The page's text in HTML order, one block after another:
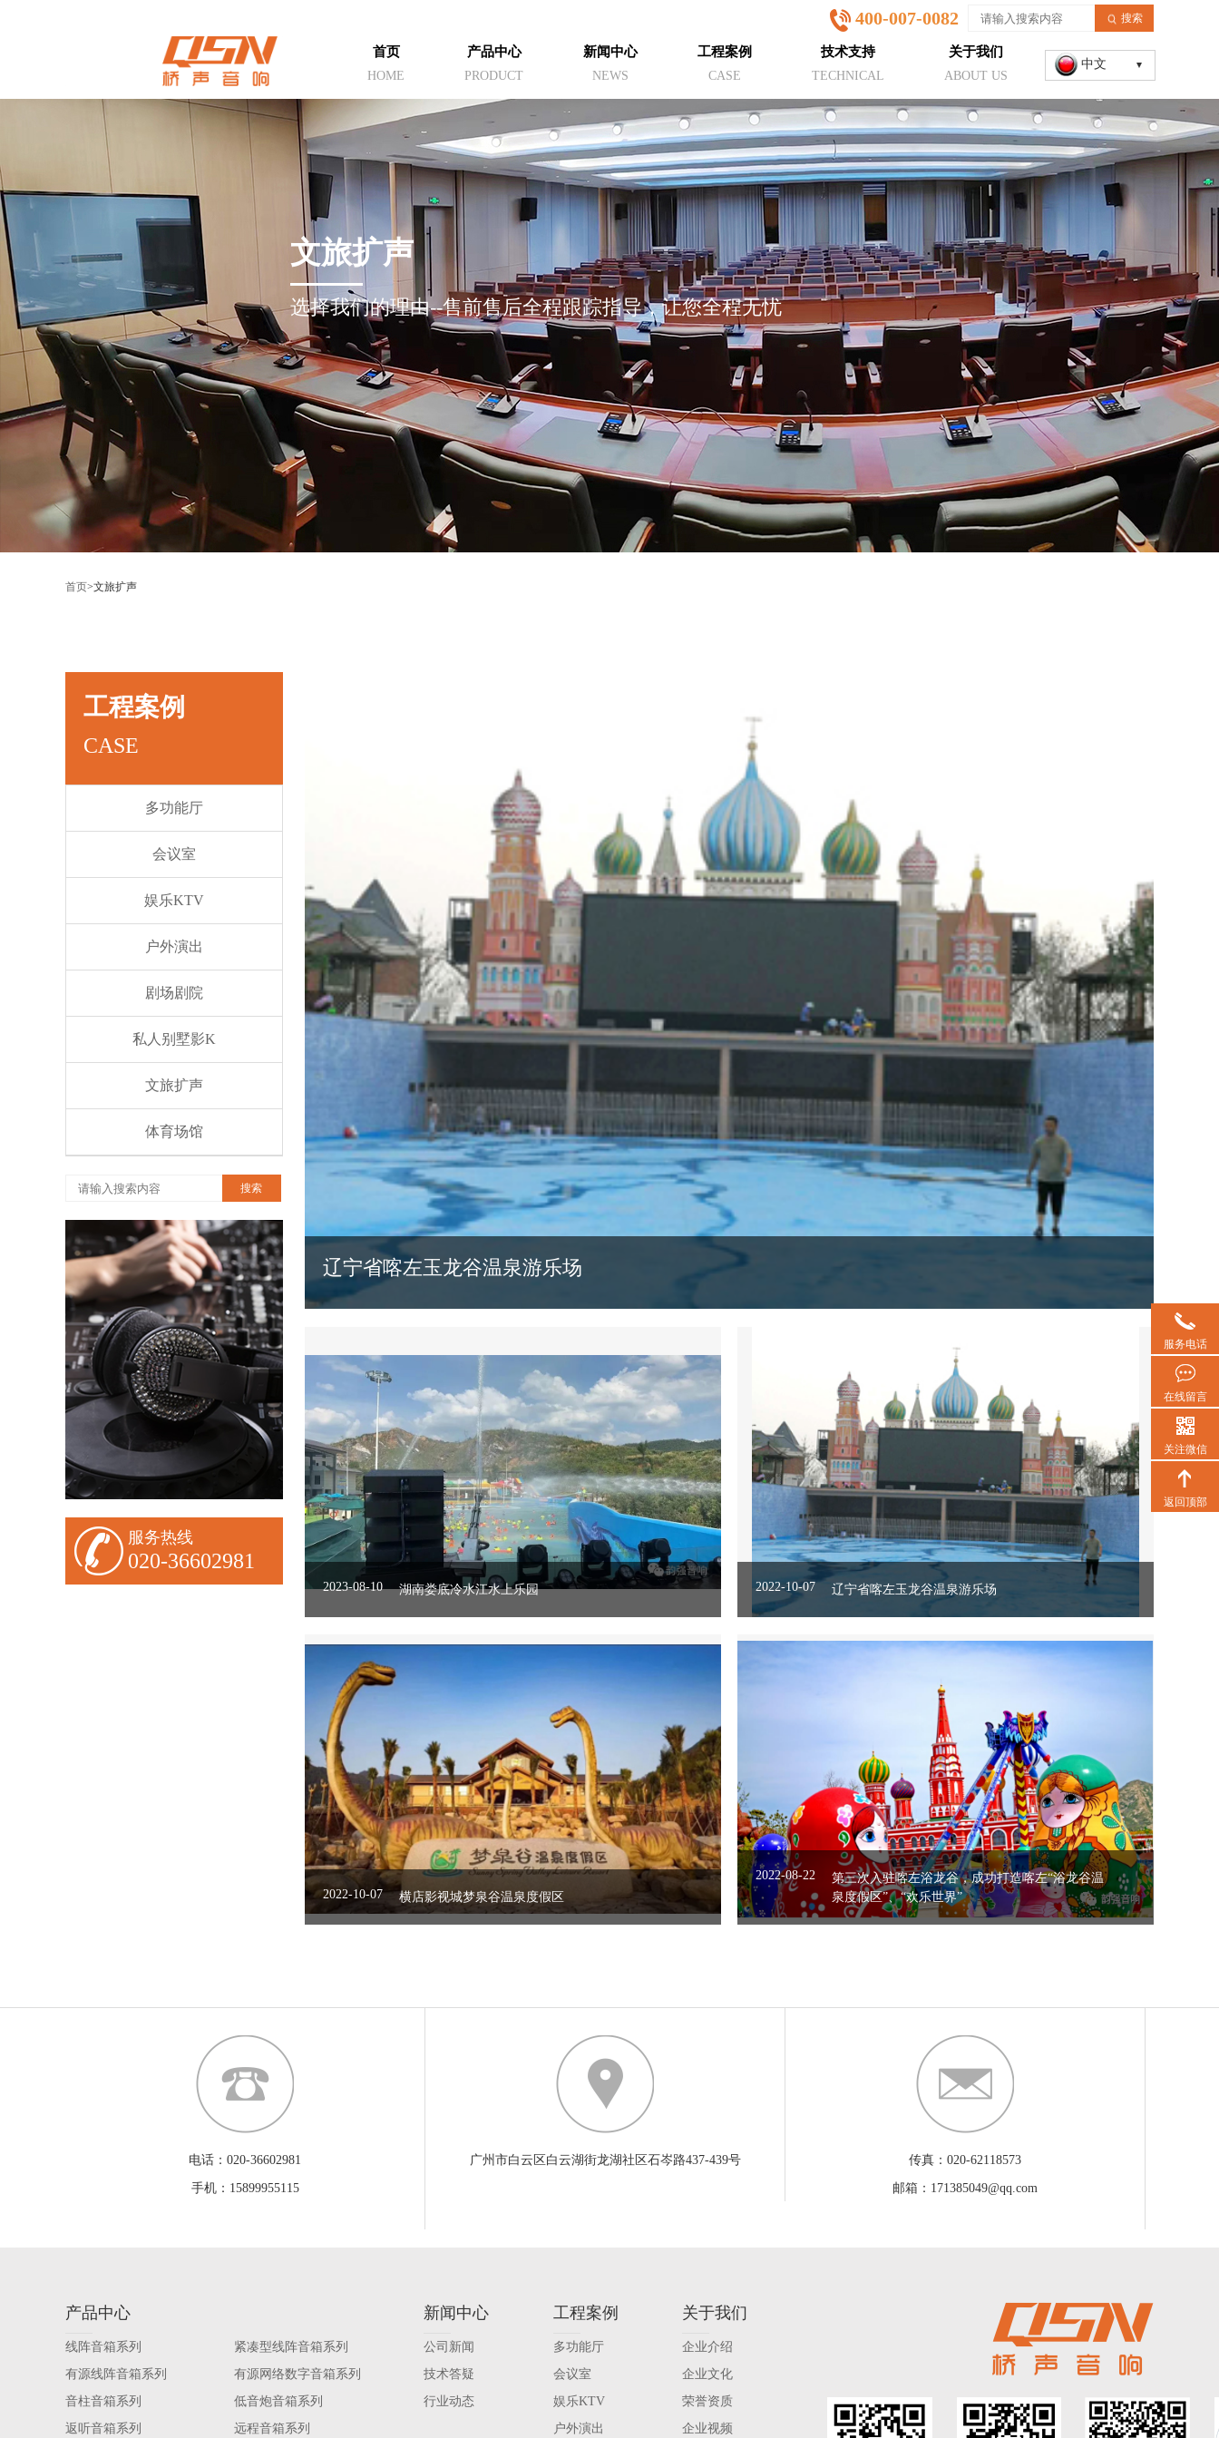
搜索
400-007-0082
中文
首页
HOME
产品中心
PRODUCT
新闻中心
NEWS
工程案例
CASE
技术支持
TECHNICAL
关于我们
ABOUT US
文旅扩声
选择我们的理由--售前售后全程跟踪指导，让您全程无忧
首页>文旅扩声
工程案例
CASE
多功能厅
会议室
娱乐KTV
户外演出
剧场剧院
私人别墅影K
文旅扩声
体育场馆
搜索
服务热线
020-36602981
辽宁省喀左玉龙谷温泉游乐场
2023-08-10 湖南娄底冷水江水上乐园
湖南娄底冷水江水上乐园
2023-08-10
2022-10-07 辽宁省喀左玉龙谷温泉游乐场
辽宁省喀左玉龙谷温泉游乐场
2022-10-07
2022-10-07 横店影视城梦泉谷温泉度假区
横店影视城梦泉谷温泉度假区
横店这个著名的休闲小镇缺乏一个更加亮眼、更
加温暖的好去处，于是横店影视城在这个冬天重
磅出击——打造横店梦泉谷温泉度假区。12月23
日，国家AAAAA级旅游景区横店影视城旗下的
梦泉谷温泉度假区迎来了媒体开放日，这次是她
的首秀。
2022-10-07
2022-08-22
第三次入驻喀左浴龙谷，成功打造喀左“浴龙谷温
泉度假区”、“欢乐世界”
2022-08-22
服务电话
在线留言
关注微信
返回顶部
电话：020-36602981
手机：15899955115
广州市白云区白云湖街龙湖社区石岑路437-439号 传真：020-62118573
邮箱：171385049@qq.com
产品中心
线阵音箱系列
紧凑型线阵音箱系列
有源线阵音箱系列
有源网络数字音箱系列
音柱音箱系列
低音炮音箱系列
返听音箱系列
远程音箱系列
新闻中心
公司新闻
技术答疑
行业动态
工程案例
多功能厅
会议室
娱乐KTV
户外演出
关于我们
企业介绍
企业文化
荣誉资质
企业视频